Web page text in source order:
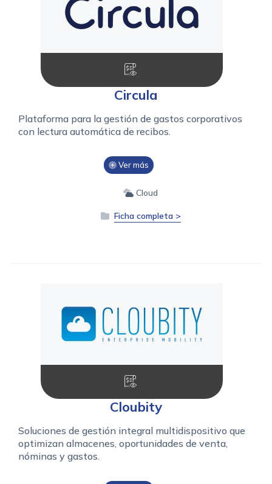
Circula
Plataforma para la gestión de gastos corporativos
con lectura automática de recibos.
Ver más
Cloud
Ficha completa >
Cloubity
Soluciones de gestión integral multidispositivo que
optimizan almacenes, oportunidades de venta,
nóminas y gastos.